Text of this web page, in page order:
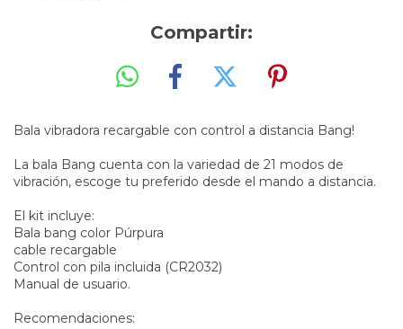
Compartir:
Bala vibradora recargable con control a distancia Bang!
La bala Bang cuenta con la variedad de 21 modos de
vibración, escoge tu preferido desde el mando a distancia.
El kit incluye:
Bala bang color Púrpura
cable recargable
Control con pila incluida (CR2032)
Manual de usuario.
Recomendaciones: